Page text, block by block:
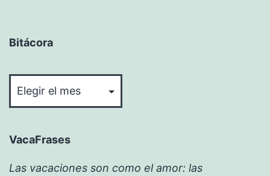
Bitácora
VacaFrases
Las vacaciones son como el amor: las